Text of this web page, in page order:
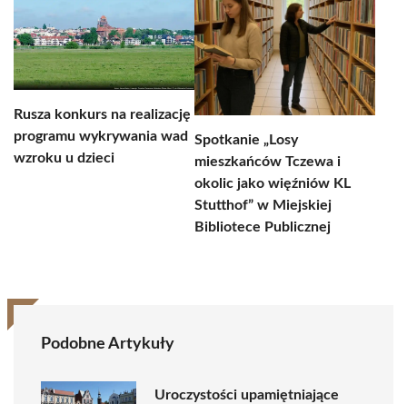
Rusza konkurs na realizację
programu wykrywania wad
wzroku u dzieci
Spotkanie „Losy
mieszkańców Tczewa i
okolic jako więźniów KL
Stutthof” w Miejskiej
Bibliotece Publicznej
Podobne Artykuły
Uroczystości upamiętniające